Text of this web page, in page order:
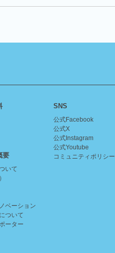
要
いて
ベーション
ついて
ーター
SNS
公式Facebook
公式X
公式Instagram
公式Youtube
コミュニティポリシー